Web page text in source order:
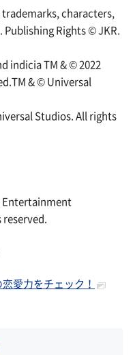
trademarks, characters,
Rights © JKR.
indicia TM & © 2022
& © Universal
Studios. All rights
Entertainment
愛力をチェック！